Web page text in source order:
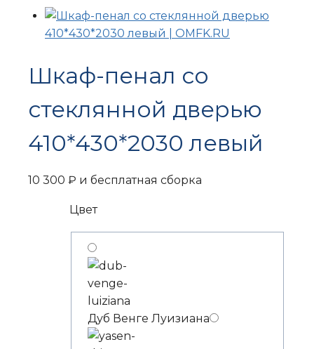
Шкаф-пенал со
стеклянной дверью
410*430*2030 левый
10 300 ₽ и бесплатная сборка
Цвет
Дуб Венге Луизиана